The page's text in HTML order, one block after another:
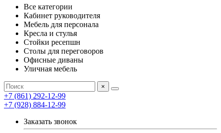
Все категории
Кабинет руководителя
Мебель для персонала
Кресла и стулья
Стойки ресепшн
Столы для переговоров
Офисные диваны
Уличная мебель
×
+7 (861) 292-12-99
+7 (928) 884-12-99
Заказать звонок